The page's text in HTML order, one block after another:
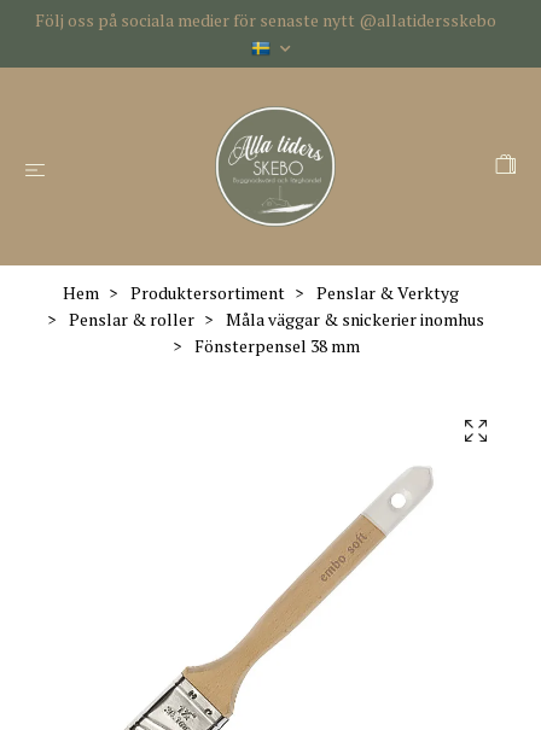
Följ oss på sociala medier för senaste nytt @allatidersskebo
Hem Produktersortiment
Penslar & Verktyg
Penslar & roller
Måla väggar & snickerier inomhus
Fönsterpensel 38 mm